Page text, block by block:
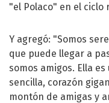
"el Polaco" en el ciclo
Y agregó: "Somos
que puede llegar a
somos amigos. Ella
sencilla, corazón
montón de amigas y